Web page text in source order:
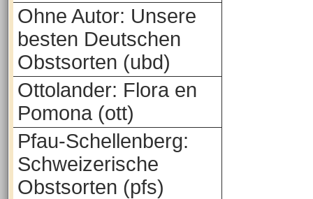
Ohne Autor: Unsere
besten Deutschen
Obstsorten (ubd)
Ottolander: Flora en
Pomona (ott)
Pfau-Schellenberg:
Schweizerische
Obstsorten (pfs)